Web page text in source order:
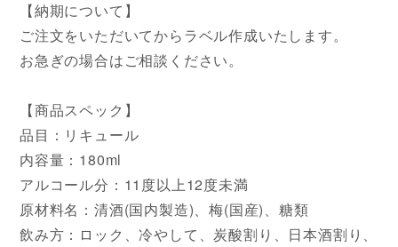
【納期について】
ご注文をいただいてからラベル作成いたします。
お急ぎの場合はご相談ください。
【商品スペック】
品目：リキュール
内容量：180ml
アルコール分：11度以上12度未満
原材料名：清酒(国内製造)、梅(国産)、糖類
飲み方：ロック、冷やして、炭酸割り、日本酒割り、